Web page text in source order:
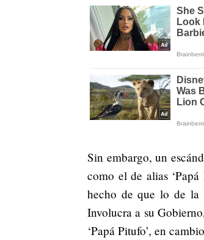
Sin embargo, un
como el de alias
hecho de que lo de la
Involucra a su
‘Papá Pitufo’, en